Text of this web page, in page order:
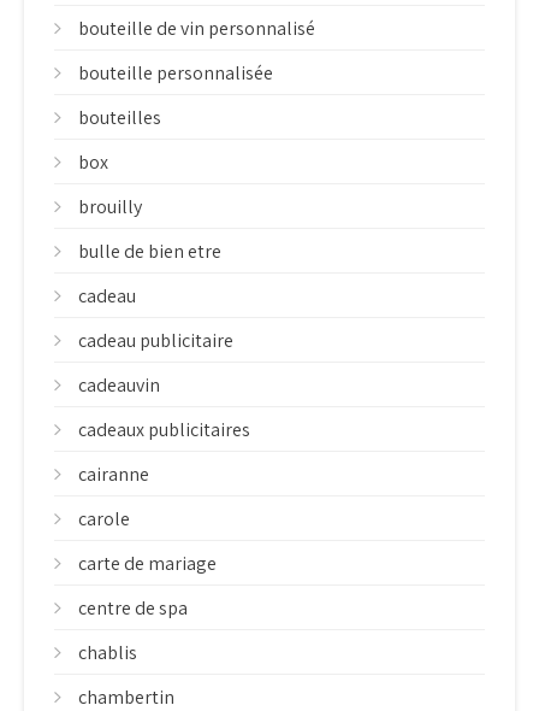
bouteille de vin personnalisé
bouteille personnalisée
bouteilles
box
brouilly
bulle de bien etre
cadeau
cadeau publicitaire
cadeauvin
cadeaux publicitaires
cairanne
carole
carte de mariage
centre de spa
chablis
chambertin